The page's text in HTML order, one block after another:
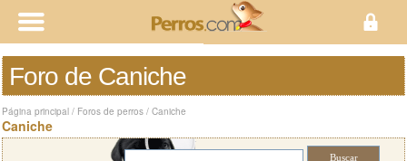
Foro de Caniche
Página principal / Foros de perros / Caniche
Caniche